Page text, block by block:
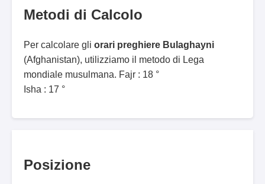
Metodi di Calcolo
Per calcolare gli orari preghiere Bulaghayni
(Afghanistan), utilizziamo il metodo di Lega
mondiale musulmana. Fajr : 18 °
Isha : 17 °
Posizione